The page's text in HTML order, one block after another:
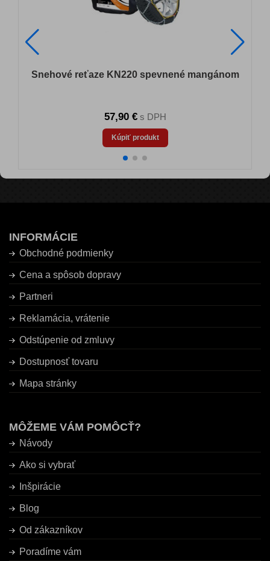
Snehové reťaze KN220 spevnené mangánom
57,90 €s DPH
Kúpiť produkt
INFORMÁCIE
Obchodné podmienky
Cena a spôsob dopravy
Partneri
Reklamácia, vrátenie
Odstúpenie od zmluvy
Dostupnosť tovaru
Mapa stránky
MÔŽEME VÁM POMÔCŤ?
Návody
Ako si vybrať
Inšpirácie
Blog
Od zákazníkov
Poradíme vám